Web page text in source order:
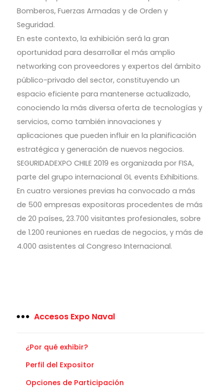
Bomberos, Fuerzas Armadas y de Orden y
Seguridad.
En este contexto, la exhibición será la gran
oportunidad para desarrollar el más amplio
networking con proveedores y expertos del ámbito
público-privado del sector, constituyendo un
espacio eficiente para mantenerse actualizado,
conociendo la más diversa oferta de tecnologías y
servicios, como también innovaciones y
aplicaciones que pueden influir en la planificación
estratégica y generación de nuevos negocios.
SEGURIDADEXPO CHILE 2019 es organizada por FISA,
parte del grupo internacional GL events Exhibitions.
En cuatro versiones previas ha convocado a más
de 500 empresas expositoras procedentes de más
de 20 países, 23.700 visitantes profesionales, sobre
de 1.200 reuniones en ruedas de negocios, y más de
4.000 asistentes al Congreso Internacional.
Accesos Expo Naval
¿Por qué exhibir?
Perfil del Expositor
Opciones de Participación